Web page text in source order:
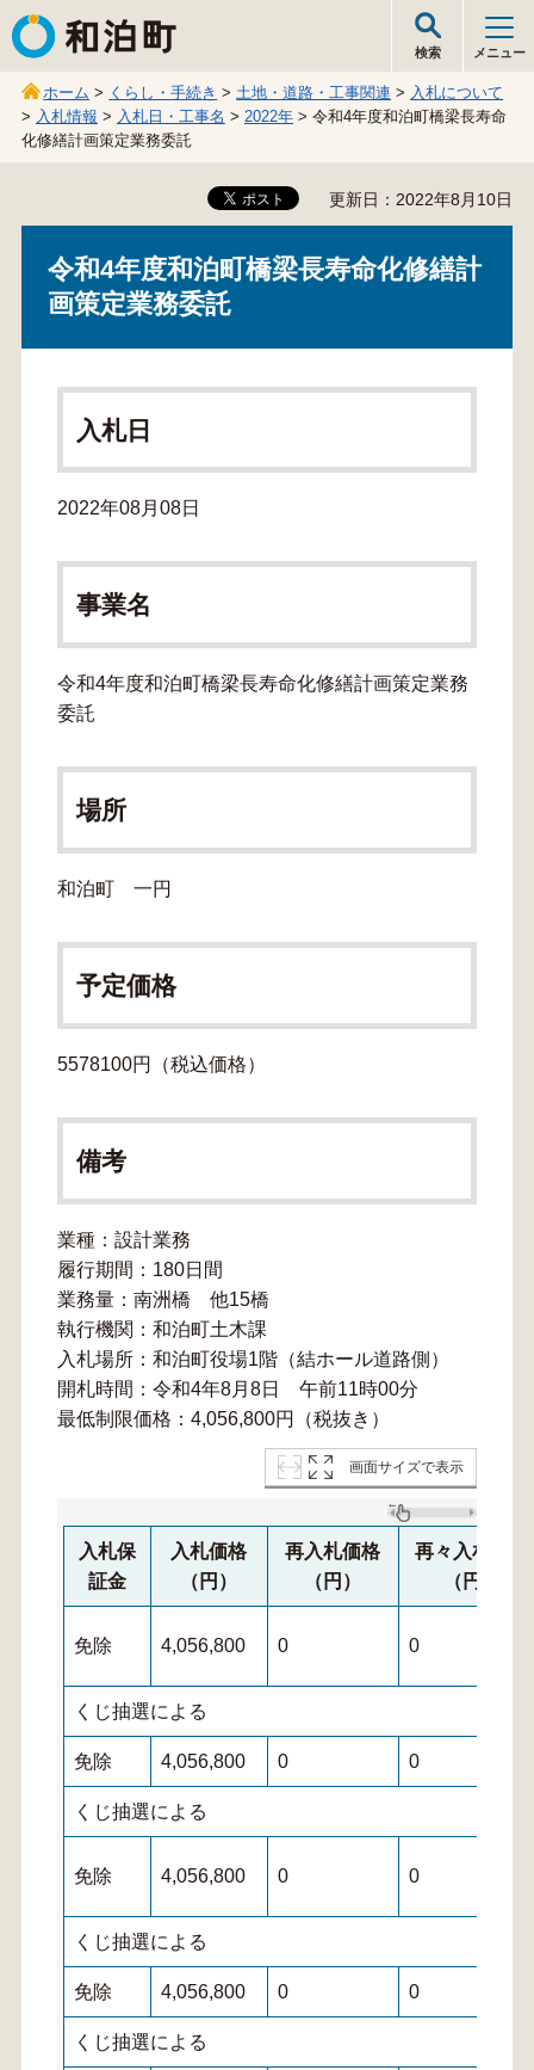
和泊町
検索 メニュー
ホーム > くらし・手続き >土地・道路・工事関連 > 入札について
> 入札情報 > 入札日・工事名 > 2022年> 令和4年度和泊町橋梁長寿命
化修繕計画策定業務委託
更新日：2022年8月10日
令和4年度和泊町橋梁長寿命化修繕計
画策定業務委託
入札日
2022年08月08日
事業名
令和4年度和泊町橋梁長寿命化修繕計画策定業務
委託
場所
和泊町 一円
予定価格
5578100円（税込価格）
備考
業種：設計業務
履行期間：180日間
業務量：南洲橋 他15橋
執行機関：和泊町土木課
入札場所：和泊町役場1階（結ホール道路側）
開札時間：令和4年8月8日 午前11時00分
最低制限価格：4,056,800円（税抜き）
画面サイズで表示
入札保
証金
入札価格
（円）
再入札価格
（円）
再々入札価格
（円）
免除 4,056,800 0 0
くじ抽選による
免除 4,056,800 0 0
くじ抽選による
免除 4,056,800 0 0
くじ抽選による
免除 4,056,800 0 0
くじ抽選による